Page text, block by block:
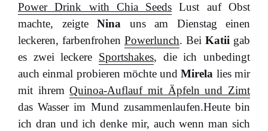
Power Drink with Chia Seeds Lust auf Obst
machte, zeigte Nina uns am Dienstag einen
leckeren, farbenfrohen Powerlunch. Bei Katii gab
es zwei leckere Sportshakes, die ich unbedingt
auch einmal probieren möchte undMirela lies mir
mit ihremQuinoa-Auflauf mit Äpfeln und Zimt
das Wasser im Mund zusammenlaufen.Heute bin
ich dran und ich denke mir, auch wenn man sich